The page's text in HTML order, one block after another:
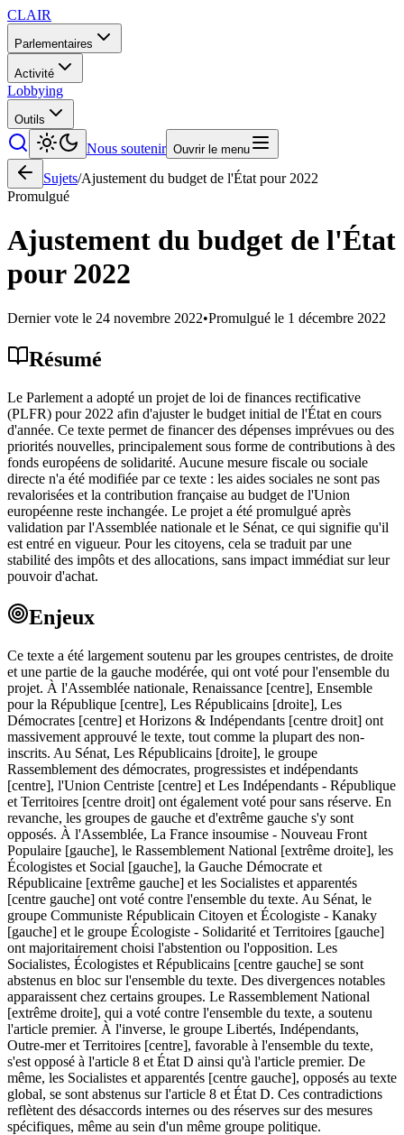
CLAIR
Parlementaires
Activité
Lobbying
Outils
Nous soutenir Ouvrir le menu
Sujets/Ajustement du budget de l'État pour 2022
Promulgué
Ajustement du budget de l'État
pour 2022
Dernier vote le 24 novembre 2022•Promulgué le 1 décembre 2022
Résumé
Le Parlement a adopté un projet de loi de finances rectificative
(PLFR) pour 2022 afin d'ajuster le budget initial de l'État en cours
d'année. Ce texte permet de financer des dépenses imprévues ou des
priorités nouvelles, principalement sous forme de contributions à des
fonds européens de solidarité. Aucune mesure fiscale ou sociale
directe n'a été modifiée par ce texte : les aides sociales ne sont pas
revalorisées et la contribution française au budget de l'Union
européenne reste inchangée. Le projet a été promulgué après
validation par l'Assemblée nationale et le Sénat, ce qui signifie qu'il
est entré en vigueur. Pour les citoyens, cela se traduit par une
stabilité des impôts et des allocations, sans impact immédiat sur leur
pouvoir d'achat.
Enjeux
Ce texte a été largement soutenu par les groupes centristes, de droite
et une partie de la gauche modérée, qui ont voté pour l'ensemble du
projet. À l'Assemblée nationale, Renaissance [centre], Ensemble
pour la République [centre], Les Républicains [droite], Les
Démocrates [centre] et Horizons & Indépendants [centre droit] ont
massivement approuvé le texte, tout comme la plupart des non-
inscrits. Au Sénat, Les Républicains [droite], le groupe
Rassemblement des démocrates, progressistes et indépendants
[centre], l'Union Centriste [centre] et Les Indépendants - République
et Territoires [centre droit] ont également voté pour sans réserve. En
revanche, les groupes de gauche et d'extrême gauche s'y sont
opposés. À l'Assemblée, La France insoumise - Nouveau Front
Populaire [gauche], le Rassemblement National [extrême droite], les
Écologistes et Social [gauche], la Gauche Démocrate et
Républicaine [extrême gauche] et les Socialistes et apparentés
[centre gauche] ont voté contre l'ensemble du texte. Au Sénat, le
groupe Communiste Républicain Citoyen et Écologiste - Kanaky
[gauche] et le groupe Écologiste - Solidarité et Territoires [gauche]
ont majoritairement choisi l'abstention ou l'opposition. Les
Socialistes, Écologistes et Républicains [centre gauche] se sont
abstenus en bloc sur l'ensemble du texte. Des divergences notables
apparaissent chez certains groupes. Le Rassemblement National
[extrême droite], qui a voté contre l'ensemble du texte, a soutenu
l'article premier. À l'inverse, le groupe Libertés, Indépendants,
Outre-mer et Territoires [centre], favorable à l'ensemble du texte,
s'est opposé à l'article 8 et État D ainsi qu'à l'article premier. De
même, les Socialistes et apparentés [centre gauche], opposés au texte
global, se sont abstenus sur l'article 8 et État D. Ces contradictions
reflètent des désaccords internes ou des réserves sur des mesures
spécifiques, même au sein d'un même groupe politique.